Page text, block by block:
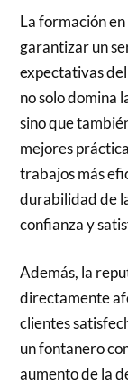
La formación
garantizar un
expectativas
no solo domina
sino que
mejores
trabajos más
durabilidad de
confianza y
Además, la
directamente
clientes
un fontanero
aumento de la